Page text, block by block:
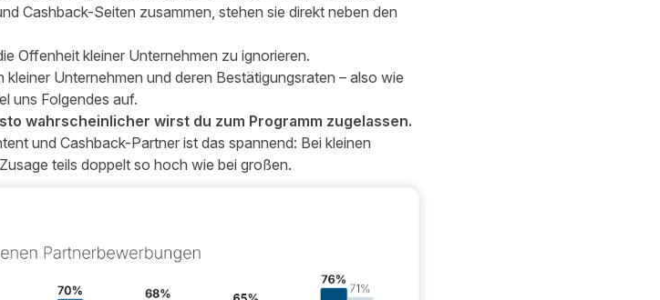
Cashback-Seiten zusammen, stehen sie direkt neben den
Offenheit kleiner Unternehmen zu ignorieren.
Unternehmen und deren Bestätigungsraten – also wie
uns Folgendes auf.
wahrscheinlicher wirst du zum Programm zugelassen.
und Cashback-Partner ist das spannend: Bei kleinen
teils doppelt so hoch wie bei großen.